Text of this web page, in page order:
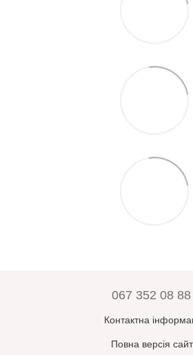
067 352 08 88
Контактна
Повна версія